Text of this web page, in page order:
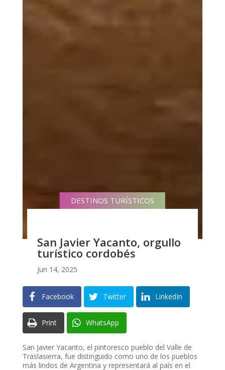
DESTINOS TURÍSTICOS
San Javier Yacanto, orgullo
turístico cordobés
Jun 14, 2025
Facebook Twitter LinkedIn
Print WhatsApp
San Javier Yacanto, el pintoresco pueblo del Valle de
Traslasierra, fue distinguido como uno de los pueblos
más lindos de Argentina y representará al país en el